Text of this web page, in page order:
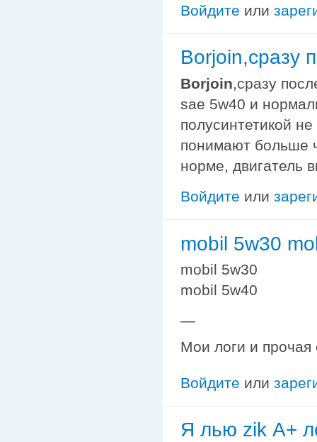
Войдите или
Borjoin,сразу
Borjoin ,сразу
sae 5w40 и
полусинтетикой
понимают больше
норме, двигатель
Войдите или
mobil 5w30
mobil 5w30
mobil 5w40
—
Мои логи и
Войдите или
Я лью zik А+